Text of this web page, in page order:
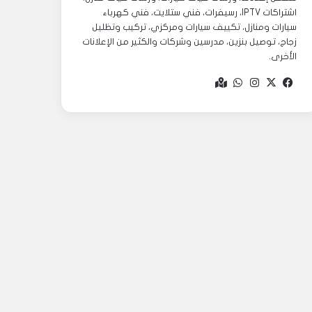
اشتراكات IPTV، رسيفرات، فني ستلايت، فني كهرباء
سيارات ومنازل، تكييف سيارات ومركزي، تركيب وتظليل
زجاج، توصيل بنزين، مدرسين وشركات والكثير من الإعلانات
الأخرى.
فيسبوك
‫X انستقرام
واتساب